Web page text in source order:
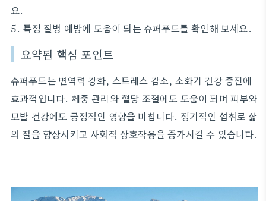
요.
5. 특정 질병 예방에 도움이 되는 슈퍼푸드를 확인해 보세요.
요약된 핵심 포인트
슈퍼푸드는 면역력 강화, 스트레스 감소, 소화기 건강 증진에
효과적입니다. 체중 관리와 혈당 조절에도 도움이 되며 피부와
모발 건강에도 긍정적인 영향을 미칩니다. 정기적인 섭취로 삶
의 질을 향상시키고 사회적 상호작용을 증가시킬 수 있습니다.